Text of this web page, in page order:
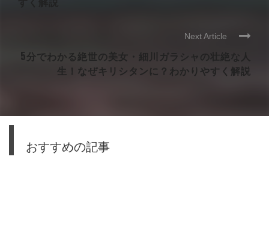
Next Article
5分でわかる絶世の美女・細川ガラシャの壮絶な人
生！なぜキリシタンに？わかりやすく解説
おすすめの記事